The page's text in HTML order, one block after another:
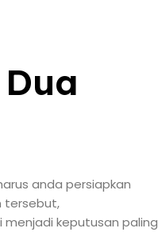
anda persiapkan
tersebut,
keputusan paling